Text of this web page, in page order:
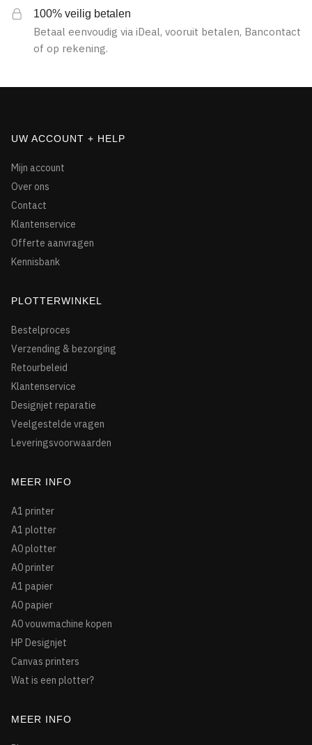
100% veilig betalen
Betaal eenvoudig via iDeal, vooruit betalen, Bancontact
of op rekening.
UW ACCOUNT + HELP
Mijn account
Over ons
Contact
Klantenservice
Offerte aanvragen
Kennisbank
PLOTTERWINKEL
Bestelproces
Verzending & bezorging
Retourbeleid
Klantenservice
Designjet reparatie
Veelgestelde vragen
Leveringsvoorwaarden
MEER INFO
A1 printer
A1 plotter
A0 plotter
A0 printer
A1 papier
A0 papier
A0 vouwmachine kopen
HP Designjet
Canvas printers
Wat is een plotter?
MEER INFO